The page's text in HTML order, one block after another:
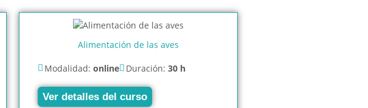
Alimentación de las aves
Modalidad: online Duración: 30 h
Ver detalles del curso